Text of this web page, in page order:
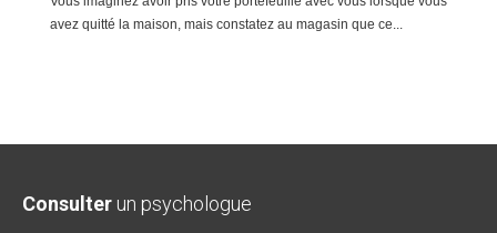
avez quitté la maison, mais constatez au magasin que ce...
Consulter un psychologue